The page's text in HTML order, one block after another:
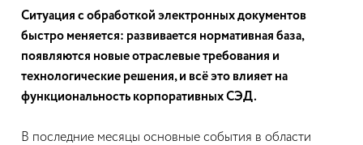
Ситуация с обработкой электронных документов
быстро меняется: развивается нормативная база,
появляются новые отраслевые требования и
технологические решения, и всё это влияет на
функциональность корпоративных СЭД.
В последние месяцы основные события в области